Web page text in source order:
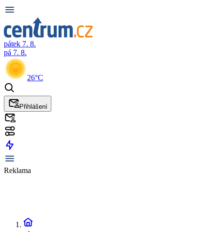
pátek 7. 8.
pá 7. 8.
26°C
Přihlášení
Reklama